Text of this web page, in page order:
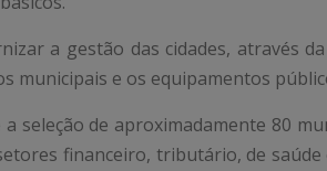
a gestão das cidades, através
municipais e os equipamentos
seleção de aproximadamente 80
financeiro, tributário, de saúde